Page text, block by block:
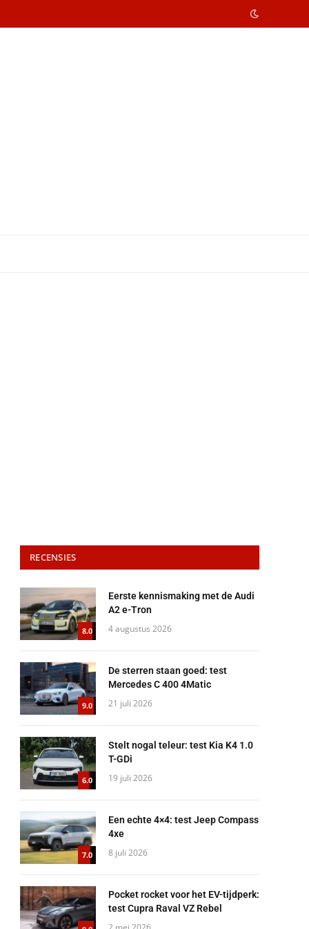
RECENSIES
8.0
Eerste kennismaking met de Audi
A2 e-Tron
4 augustus 2026
9.0
De sterren staan goed: test
Mercedes C 400 4Matic
21 juli 2026
6.0
Stelt nogal teleur: test Kia K4 1.0
T-GDi
19 juli 2026
7.0
Een echte 4×4: test Jeep Compass
4xe
8 juli 2026
Pocket rocket voor het EV-tijdperk:
test Cupra Raval VZ Rebel